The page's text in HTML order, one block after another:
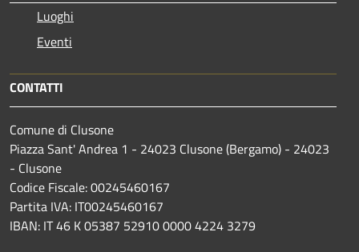
Luoghi
Eventi
CONTATTI
Comune di Clusone
Piazza Sant' Andrea 1 - 24023 Clusone (Bergamo) - 24023
- Clusone
Codice Fiscale: 00245460167
Partita IVA: IT00245460167
IBAN: IT 46 K 05387 52910 0000 4224 3279